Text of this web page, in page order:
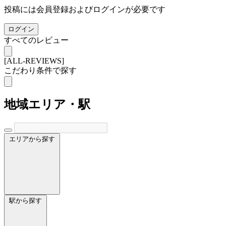
投稿には会員登録およびログインが必要です
ログイン
すべてのレビュー
[ALL-REVIEWS]
こだわり条件で探す
地域エリア・駅
エリアから探す
駅から探す